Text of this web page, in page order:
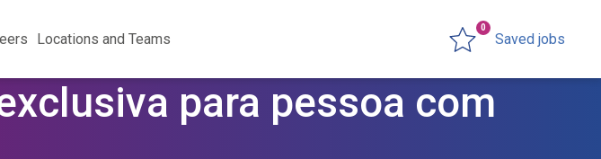
Locations and Teams Saved jobs
0
para pessoa com